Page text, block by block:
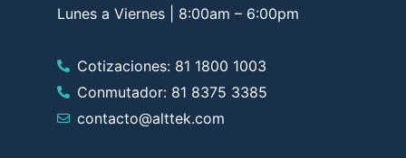
Lunes a Viernes | 8:00am – 6:00pm
Cotizaciones: 81 1800 1003
Conmutador: 81 8375 3385
contacto@alttek.com